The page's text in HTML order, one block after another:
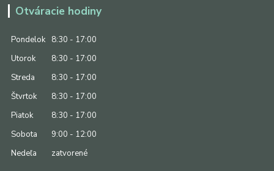
Otváracie hodiny
Pondelok
8:30 - 17:00
Utorok
8:30 - 17:00
Streda
8:30 - 17:00
Štvrtok
8:30 - 17:00
Piatok
8:30 - 17:00
Sobota
9:00 - 12:00
Nedeľa
zatvorené